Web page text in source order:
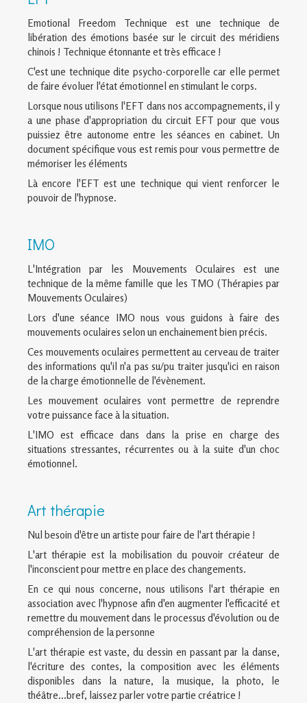
Emotional Freedom Technique est une technique de
libération des émotions basée sur le circuit des méridiens
chinois ! Technique étonnante et très efficace !
C'est une technique dite psycho-corporelle car elle permet
de faire évoluer l'état émotionnel en stimulant le corps.
Lorsque nous utilisons l'EFT dans nos accompagnements, il y
a une phase d'appropriation du circuit EFT pour que vous
puissiez être autonome entre les séances en cabinet. Un
document spécifique vous est remis pour vous permettre de
mémoriser les éléments
Là encore l'EFT est une technique qui vient renforcer le
pouvoir de l'hypnose.
IMO
L'Intégration par les Mouvements Oculaires est une
technique de la même famille que les TMO (Thérapies par
Mouvements Oculaires)
Lors d'une séance IMO nous vous guidons à faire des
mouvements oculaires selon un enchainement bien précis.
Ces mouvements oculaires permettent au cerveau de traiter
des informations qu'il n'a pas su/pu traiter jusqu'ici en raison
de la charge émotionnelle de l'évènement.
Les mouvement oculaires vont permettre de reprendre
votre puissance face à la situation.
L'IMO est efficace dans dans la prise en charge des
situations stressantes, récurrentes ou à la suite d'un choc
émotionnel.
Art thérapie
Nul besoin d'être un artiste pour faire de l'art thérapie !
L'art thérapie est la mobilisation du pouvoir créateur de
l'inconscient pour mettre en place des changements.
En ce qui nous concerne, nous utilisons l'art thérapie en
association avec l'hypnose afin d'en augmenter l'efficacité et
remettre du mouvement dans le processus d'évolution ou de
compréhension de la personne
L'art thérapie est vaste, du dessin en passant par la danse,
l'écriture des contes, la composition avec les éléments
disponibles dans la nature, la musique, la photo, le
théâtre...bref, laissez parler votre partie créatrice !